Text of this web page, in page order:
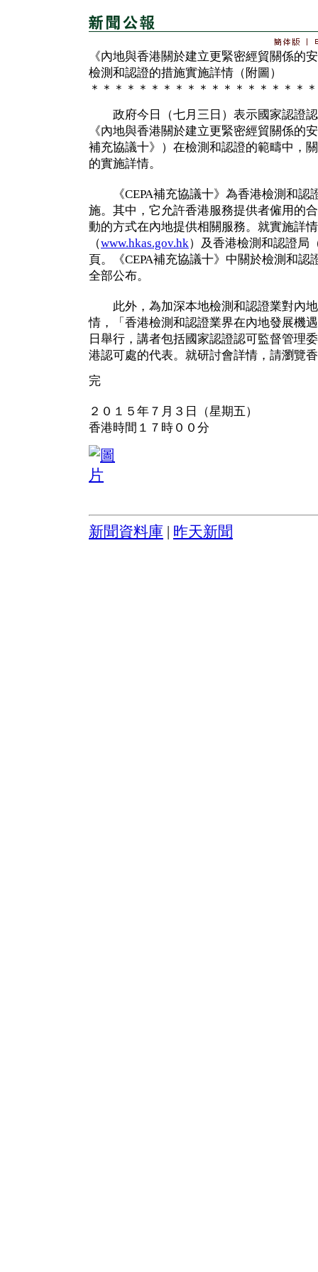
《內地與香港關於建立更緊密經貿關係的
檢測和認證的措施實施詳情（附圖）
＊＊＊＊＊＊＊＊＊＊＊＊＊＊＊＊＊＊
政府今日（七月三日）表示國家認證認
《內地與香港關於建立更緊密經貿關係的
補充協議十》）在檢測和認證的範疇中，
的實施詳情。
《CEPA補充協議十》為香港檢測和認
施。其中，它允許香港服務提供者僱用的
動的方式在內地提供相關服務。就實施詳
（www.hkas.gov.hk）及香港檢測和認證局
頁。《CEPA補充協議十》中關於檢測和認
全部公布。
此外，為加深本地檢測和認證業對內地
情，「香港檢測和認證業界在內地發展機
日舉行，講者包括國家認證認可監督管理
港認可處的代表。就研討會詳情，請瀏覽
完
２０１５年７月３日（星期五）
香港時間１７時００分
新聞資料庫 昨天新聞